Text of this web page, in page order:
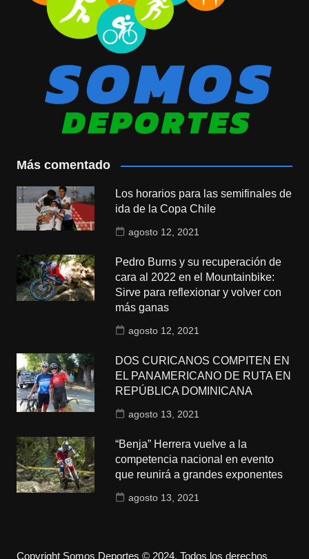
Más comentado
Los horarios para las semifinales de
ida de la Copa Chile
agosto 12, 2021
Pedro Burns y su recuperación de
cara al 2022 en el Mountainbike:
Sirve para reflexionar y volver con
más ganas
agosto 12, 2021
DOS CURICANOS COMPITEN EN
EL PANAMERICANO DE RUTA EN
REPÚBLICA DOMINICANA
agosto 13, 2021
“Benja” Herrera vuelve a la
competencia nacional en evento
que reunirá a grandes exponentes
agosto 13, 2021
Copyright Somos Deportes © 2024. Todos los derechos